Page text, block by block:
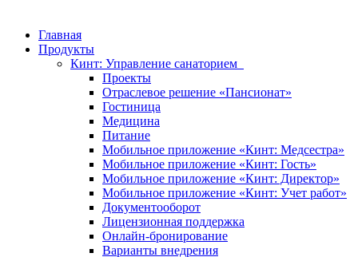
Главная
Продукты
Кинт: Управление санаторием
Проекты
Отраслевое решение «Пансионат»
Гостиница
Медицина
Питание
Мобильное приложение «Кинт: Медсестра»
Мобильное приложение «Кинт: Гость»
Мобильное приложение «Кинт: Директор»
Мобильное приложение «Кинт: Учет работ»
Документооборот
Лицензионная поддержка
Онлайн-бронирование
Варианты внедрения